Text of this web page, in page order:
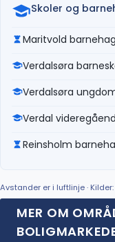
Skoler og
Maritvold
Verdalsøra
Verdalsøra
Verdal
Reinsholm
Avstander er i luftlinje ·
MER OM